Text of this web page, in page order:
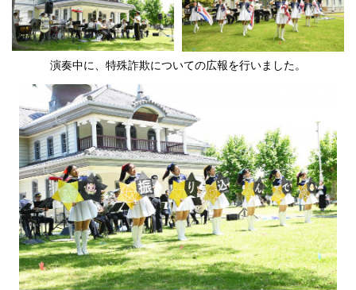
演奏中に、特殊詐欺についての広報を行いました。